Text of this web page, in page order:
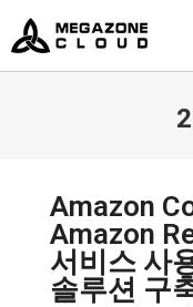
MegazoneCloud
디지털 전문 기업,
Amazon
Amazon
서비스 사
솔루션 구